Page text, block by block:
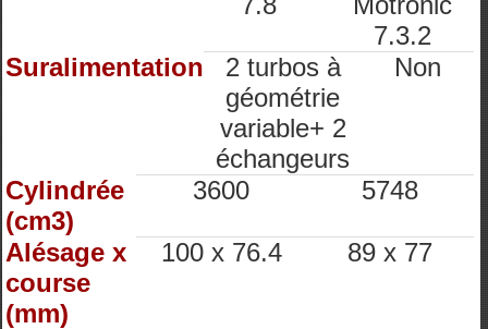
7.3.2
Suralimentation
2 turbos à
géométrie
variable+ 2
échangeurs
Non
Cylindrée
(cm3)
3600 5748
Alésage x
course
(mm)
100 x 76.4 89 x 77